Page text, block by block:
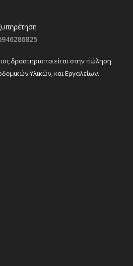
δραστηριοποιείται στην πώληση
Υλικών, και Εργαλείων.